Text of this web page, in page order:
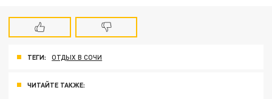
ТЕГИ: ОТДЫХ В СОЧИ
ЧИТАЙТЕ ТАКЖЕ: